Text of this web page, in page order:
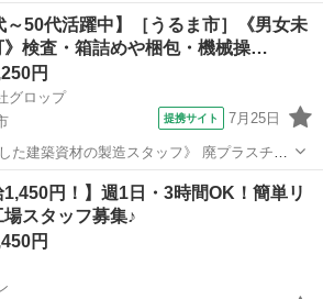
収入を増やしたい」 そんな方におすすめの
080-4367-8501】まで今すぐTEL、SMSを...
こ浦西駅 工場 スタッフ
～50代活躍中】［うるま市］《男女未
》検査・箱詰めや梱包・機械操…
円
グロップ
提携サイト 7月25日
資材の製造スタッフ》 廃プラスチッ
製造・開発を行う会社です。 環境にやさし
源循環と地域社会への貢献に取り組んでい
け
1,450円！】週1日・3時間OK！簡単リ
スタッフ募集♪
円